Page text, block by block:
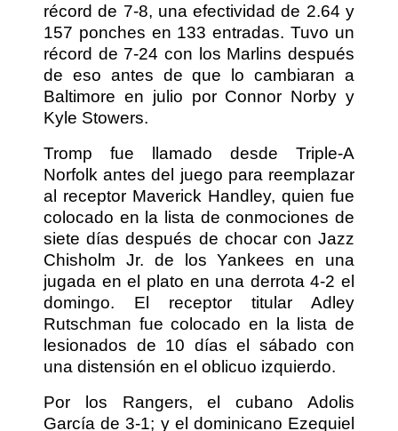
récord de 7-8, una efectividad de 2.64 y
157 ponches en 133 entradas. Tuvo un
récord de 7-24 con los Marlins después
de eso antes de que lo cambiaran a
Baltimore en julio por Connor Norby y
Kyle Stowers.
Tromp fue llamado desde Triple-A
Norfolk antes del juego para reemplazar
al receptor Maverick Handley, quien fue
colocado en la lista de conmociones de
siete días después de chocar con Jazz
Chisholm Jr. de los Yankees en una
jugada en el plato en una derrota 4-2 el
domingo. El receptor titular Adley
Rutschman fue colocado en la lista de
lesionados de 10 días el sábado con
una distensión en el oblicuo izquierdo.
Por los Rangers, el cubano Adolis
García de 3-1; y el dominicano Ezequiel